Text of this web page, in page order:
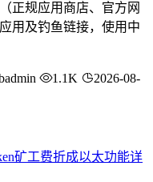
正规应用商店、官方网
用及钓鱼链接，使用中
1.1K
2026-08-